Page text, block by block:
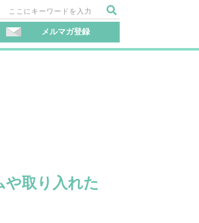
メルマガ登録
や取り入れた